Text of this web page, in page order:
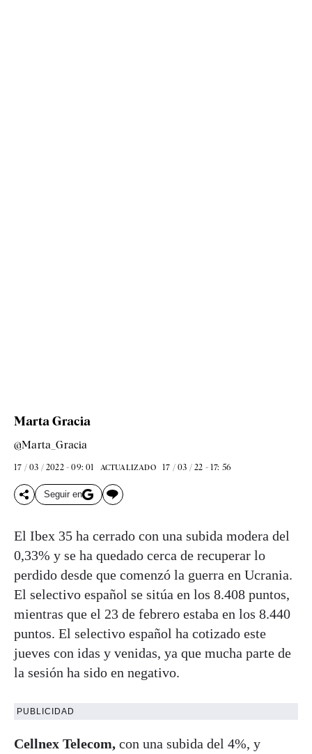
Marta Gracia
@Marta_Gracia
17 / 03 / 2022 - 09: 01 ACTUALIZADO 17 / 03 / 22 - 17: 56
Seguir en
El Ibex 35 ha cerrado con una subida modera del
0,33% y se ha quedado cerca de recuperar lo
perdido desde que comenzó la guerra en Ucrania.
El selectivo español se sitúa en los 8.408 puntos,
mientras que el 23 de febrero estaba en los 8.440
puntos. El selectivo español ha cotizado este
jueves con idas y venidas, ya que mucha parte de
la sesión ha sido en negativo.
PUBLICIDAD
Cellnex Telecom, con una subida del 4%, y